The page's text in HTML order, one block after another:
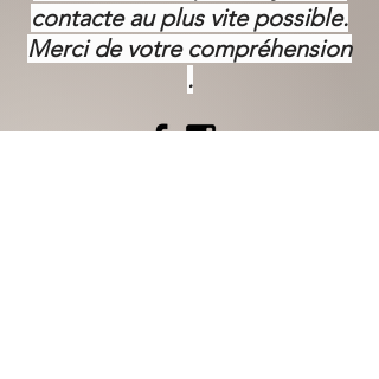
contacte au plus vite possible.
Merci de votre compréhension
.